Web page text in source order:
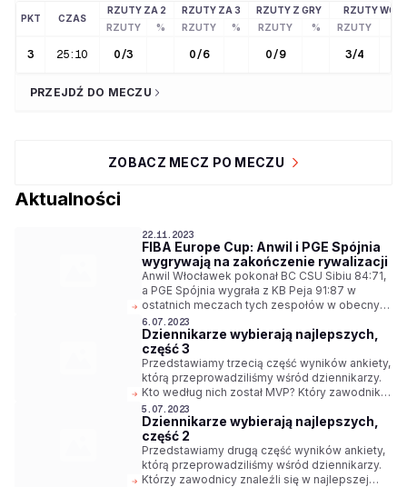
PKT CZAS
RZUTY ZA 2 RZUTY ZA 3 RZUTY Z GRY
RZUTY
RZUTY
% RZUTY % RZUTY % RZUTY
3 25:10 0/3 0/6 0/9 3/4
PRZEJDŹ DO MECZU
ZOBACZ MECZ PO MECZU
Aktualności
22.11.2023
FIBA Europe Cup: Anwil i PGE Spójnia
wygrywają na zakończenie rywalizacji
Anwil Włocławek pokonał BC CSU Sibiu 84:71,
a PGE Spójnia wygrała z KB Peja 91:87 w
ostatnich meczach tych zespołów w obecnym
sezonie FIBA Europe Cup. Jedyną drużyną z
ORLEN Basket Ligi, która zagra w kolejnej
fazie tych rozgrywek jest Legia Warszawa,
która w środę uległa CSM CSU Oradea 74:93.
6.07.2023
Dziennikarze wybierają najlepszych,
część 3
Przedstawiamy trzecią część wyników ankiety,
którą przeprowadziliśmy wśród dziennikarzy.
Kto według nich został MVP? Który zawodnik
zasłużył na miano najlepszego polskiego
zawodnika? Kogo wyróżniono w kategoriach
najlepszy młody zawodnik i najlepszy
debiutant?
5.07.2023
Dziennikarze wybierają najlepszych,
część 2
Przedstawiamy drugą część wyników ankiety,
którą przeprowadziliśmy wśród dziennikarzy.
Którzy zawodnicy znaleźli się w najlepszej